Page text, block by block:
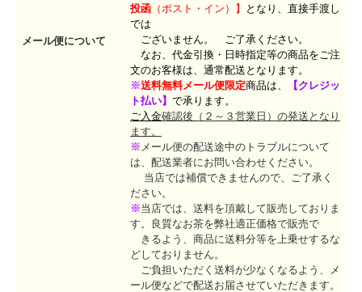
メール便について
投函 （ポスト・イン）】
となり、直接手渡し
では
ございません。 ご了承ください。
なお、代金引換・日時指定等の商品をご注
文のお客様は、通常配送となります。
※送料無料メール便限定商品は、 【クレジッ
ト払い】 で承ります。
ご入金確認後（２～３営業日）の発送となり
ます。
※ メール便の配送途中のトラブルについて
は、配送業者にお問い合わせください。
当店では補償できませんので、ご了承く
ださい。
※当店では、送料を頂戴して販売しておりま
す。良質なお茶を弊社適正価格で販売で
きるよう、商品に送料分等を上乗せするな
どしておりません。
ご負担いただく送料が少なくなるよう、メ
ール便などで配送お届させていただきます。